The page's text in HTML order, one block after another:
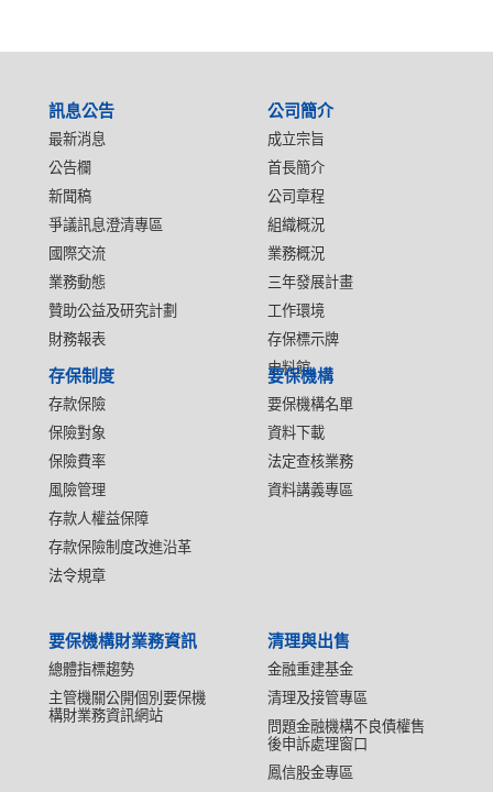
訊息公告
最新消息
公告欄
新聞稿
爭議訊息澄清專區
國際交流
業務動態
贊助公益及研究計劃
財務報表
公司簡介
成立宗旨
首長簡介
公司章程
組織概況
業務概況
三年發展計畫
工作環境
存保標示牌
史料館
存保制度
存款保險
保險對象
保險費率
風險管理
存款人權益保障
存款保險制度改進沿革
法令規章
要保機構
要保機構名單
資料下載
法定查核業務
資料講義專區
要保機構財業務資訊
總體指標趨勢
主管機關公開個別要保機
構財業務資訊網站
清理與出售
金融重建基金
清理及接管專區
問題金融機構不良債權售
後申訴處理窗口
鳳信股金專區